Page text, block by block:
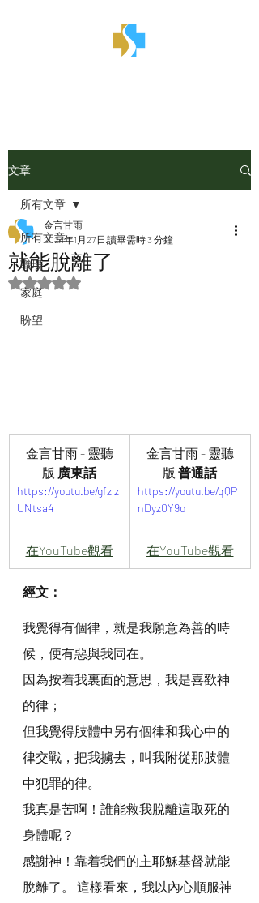
文章
所有文章
職場
家庭
盼望
所有文章
就能脫離了
金言甘雨
2024年1月27日 讀畢需時 3 分鐘
評等為 NaN（最高為 5 顆星）。
金言甘雨 - 靈聽
版 廣東話
https://youtu.be/gfzlz
UNtsa4
在YouTube觀看
金言甘雨 - 靈聽
版 普通話
https://youtu.be/qQP
nDyz0Y9o
在YouTube觀看
經文：
我覺得有個律，就是我願意為善的時
候，便有惡與我同在。
因為按着我裏面的意思，我是喜歡神
的律；
但我覺得肢體中另有個律和我心中的
律交戰，把我擄去，叫我附從那肢體
中犯罪的律。
我真是苦啊！誰能救我脫離這取死的
身體呢？
感謝神！靠着我們的主耶穌基督就能
脫離了。 這樣看來，我以內心順服神